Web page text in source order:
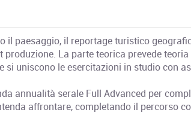
paesaggio, il reportage turistico
La parte teorica prevede
uniscono le esercitazioni in studio con
annualità serale Full Advanced per
affrontare, completando il percorso